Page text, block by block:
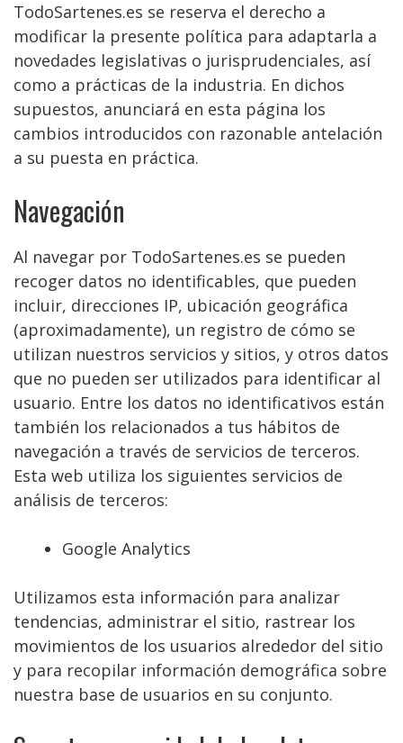
TodoSartenes.es se reserva el derecho a
modificar la presente política para adaptarla a
novedades legislativas o jurisprudenciales, así
como a prácticas de la industria. En dichos
supuestos, anunciará en esta página los
cambios introducidos con razonable antelación
a su puesta en práctica.
Navegación
Al navegar por TodoSartenes.es se pueden
recoger datos no identificables, que pueden
incluir, direcciones IP, ubicación geográfica
(aproximadamente), un registro de cómo se
utilizan nuestros servicios y sitios, y otros datos
que no pueden ser utilizados para identificar al
usuario. Entre los datos no identificativos están
también los relacionados a tus hábitos de
navegación a través de servicios de terceros.
Esta web utiliza los siguientes servicios de
análisis de terceros:
Google Analytics
Utilizamos esta información para analizar
tendencias, administrar el sitio, rastrear los
movimientos de los usuarios alrededor del sitio
y para recopilar información demográfica sobre
nuestra base de usuarios en su conjunto.